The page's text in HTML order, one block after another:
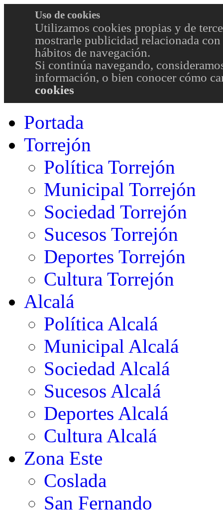
Uso de cookies
Utilizamos cookies propias y de
mostrarle publicidad relacionada
hábitos de navegación.
Si continúa navegando,
información, o bien conocer cómo
cookies
Portada
Torrejón
Política Torrejón
Municipal Torrejón
Sociedad Torrejón
Sucesos Torrejón
Deportes Torrejón
Cultura Torrejón
Alcalá
Política Alcalá
Municipal Alcalá
Sociedad Alcalá
Sucesos Alcalá
Deportes Alcalá
Cultura Alcalá
Zona Este
Coslada
San Fernando